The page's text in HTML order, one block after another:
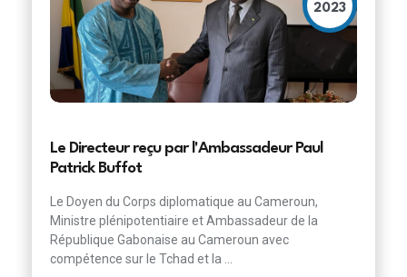
2023
Le Directeur reçu par l'Ambassadeur Paul
Patrick Buffot
Le Doyen du Corps diplomatique au Cameroun,
Ministre plénipotentiaire et Ambassadeur de la
République Gabonaise au Cameroun avec
compétence sur le Tchad et la ...